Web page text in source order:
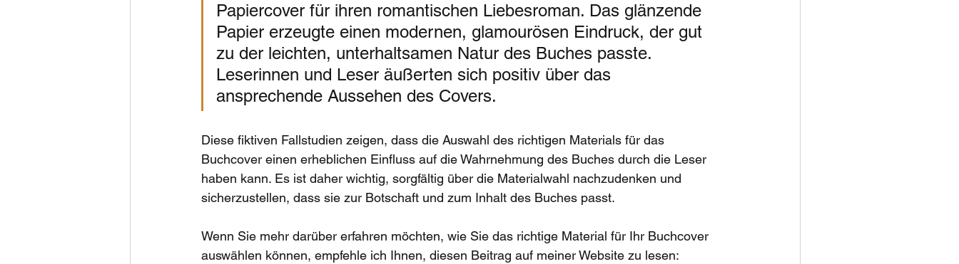
Papiercover für ihren romantischen Liebesroman. Das glänzende
Papier erzeugte einen modernen, glamourösen Eindruck, der gut
zu der leichten, unterhaltsamen Natur des Buches passte.
Leserinnen und Leser äußerten sich positiv über das
ansprechende Aussehen des Covers.
Diese fiktiven Fallstudien zeigen, dass die Auswahl des richtigen Materials für das
Buchcover einen erheblichen Einfluss auf die Wahrnehmung des Buches durch die Leser
haben kann. Es ist daher wichtig, sorgfältig über die Materialwahl nachzudenken und
sicherzustellen, dass sie zur Botschaft und zum Inhalt des Buches passt.
Wenn Sie mehr darüber erfahren möchten, wie Sie das richtige Material für Ihr Buchcover
auswählen können, empfehle ich Ihnen, diesen Beitrag auf meiner Website zu lesen: